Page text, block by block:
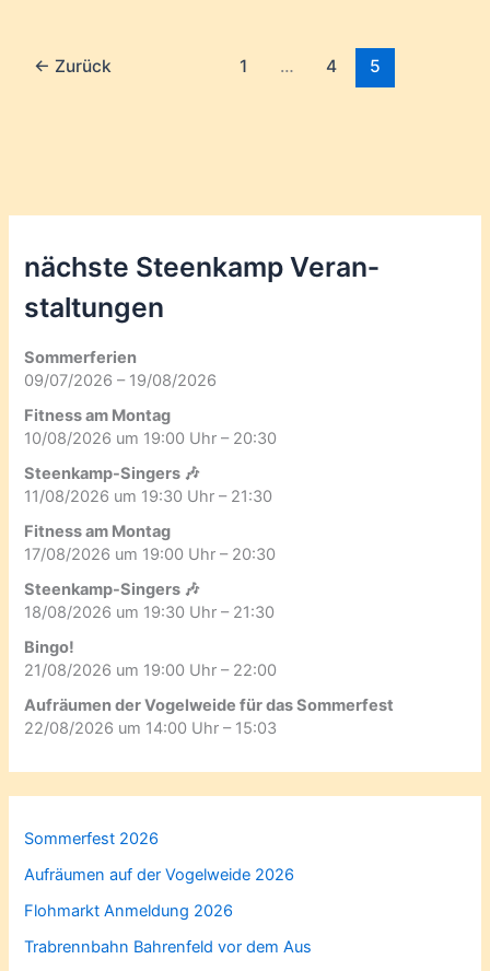
← Zurück 1 … 4 5
nächste Steenkamp Veran­
staltungen
Sommerferien
09/07/2026 – 19/08/2026
Fitness am Montag
10/08/2026 um 19:00 Uhr – 20:30
Steenkamp-Singers 🎶
11/08/2026 um 19:30 Uhr – 21:30
Fitness am Montag
17/08/2026 um 19:00 Uhr – 20:30
Steenkamp-Singers 🎶
18/08/2026 um 19:30 Uhr – 21:30
Bingo!
21/08/2026 um 19:00 Uhr – 22:00
Aufräumen der Vogelweide für das Sommerfest
22/08/2026 um 14:00 Uhr – 15:03
Sommerfest 2026
Aufräumen auf der Vogelweide 2026
Flohmarkt Anmeldung 2026
Trabrennbahn Bahrenfeld vor dem Aus